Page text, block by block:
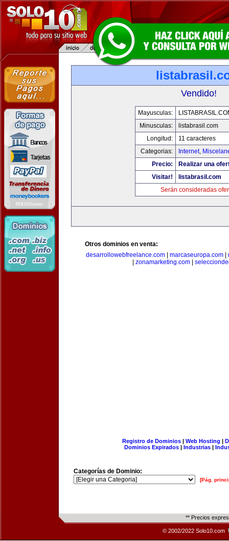
Vendido!
Mayusculas:
Minusculas:
listabrasil.com
Longitud:
11 caracteres
Categorias:
Internet,
Precio:
Realizar una
Visitar!
listabrasil.com
Serán consideradas
Otros dominios en venta:
desarrollowebfreelance.com| marcaseuropa.com|
zonamarketing.com
Registro de Dominios| Web Hosting |
Dominios Expirados | Industrias |
Categorías de Dominio:
[Pág.
** Precios
© 2002/2022 Solo10.com